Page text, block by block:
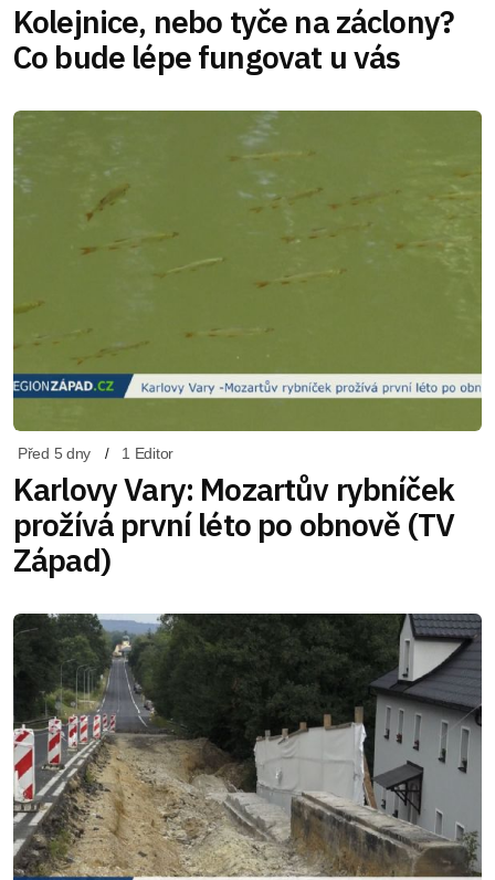
Kolejnice, nebo tyče na záclony?
Co bude lépe fungovat u vás
Před 5 dny 1 Editor
Karlovy Vary: Mozartův rybníček
prožívá první léto po obnově (TV
Západ)